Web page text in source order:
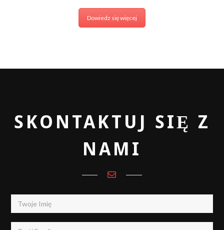
Dowiedz się więcej
SKONTAKTUJ SIĘ Z
NAMI